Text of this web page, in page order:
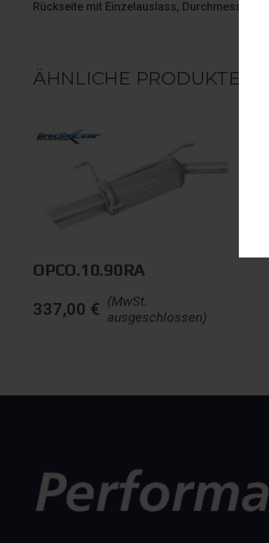
Rückseite mit Einzelauslass, Durchmesser 102
ÄHNLICHE PRODUKTE
OPCO.10.90RA
(MwSt.
ausgeschlossen)
337,00 €